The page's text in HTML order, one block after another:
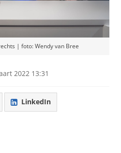
| foto: Wendy van Bree
2022 13:31
LinkedIn